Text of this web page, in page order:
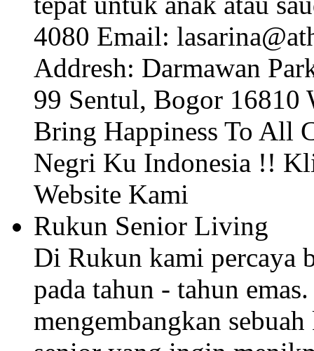
4080 Email:
Addresh: Darmawan
99 Sentul, Bogor 16810
Bring Happiness To All
Negri Ku Indonesia !!
Website Kami
Rukun Senior Living
Di Rukun kami percaya
pada tahun - tahun
mengembangkan